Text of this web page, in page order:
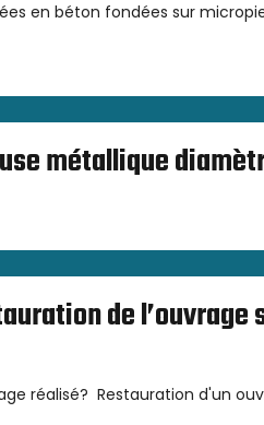
en béton fondées sur
métallique
de
réalisé? Restauration d'un